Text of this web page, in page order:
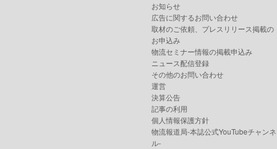
お知らせ
広告に関するお問い合わせ
取材のご依頼、プレスリリース掲載の
お申込み
物流セミナー情報の掲載申込み
ニュース配信登録
その他のお問い合わせ
運営
決算公告
記事の利用
個人情報保護方針
物流報道局-本誌公式YouTubeチャンネ
ル-